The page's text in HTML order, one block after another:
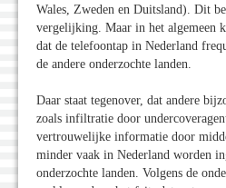
Wales, Zweden en Duitsland). Dit
vergelijking. Maar in het algemeen
dat de telefoontap in Nederland
de andere onderzochte landen.
Daar staat tegenover, dat andere
zoals infiltratie door
vertrouwelijke informatie door
minder vaak in Nederland worden
onderzochte landen. Volgens de